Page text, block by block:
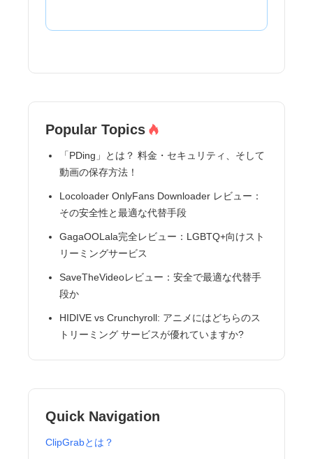
Popular Topics
「PDing」とは？ 料金・セキュリティ、そして
動画の保存方法！
Locoloader OnlyFans Downloader レビュー：
その安全性と最適な代替手段
GagaOOLala完全レビュー：LGBTQ+向けスト
リーミングサービス
SaveTheVideoレビュー：安全で最適な代替手
段か
HIDIVE vs Crunchyroll: アニメにはどちらのス
トリーミング サービスが優れていますか?
Quick Navigation
ClipGrabとは？